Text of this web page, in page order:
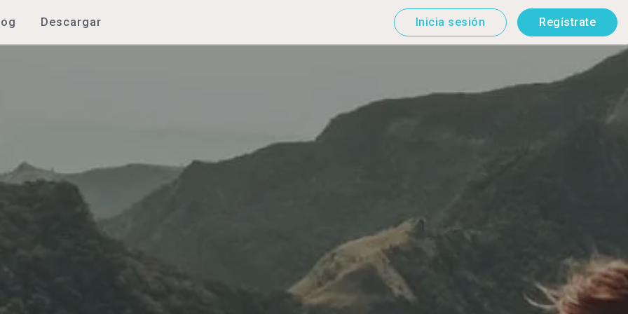
Descargar Inicia sesión Regístrate